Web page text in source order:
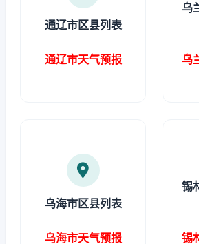
通辽市区县列表
通辽市天气预报
乌
乌
乌海市区县列表
乌海市天气预报
锡
锡